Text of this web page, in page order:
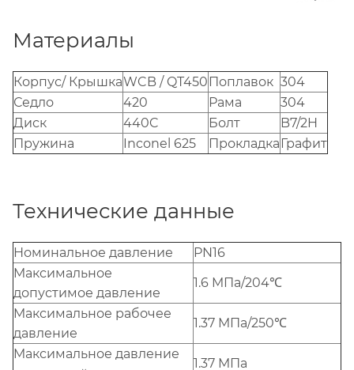
Материалы
Корпус/ КрышкаWCB / QT450 Поплавок 304
Седло
420 Рама
304
Диск
440C Болт
B7/2H
Пружина
Inconel 625 Прокладка Графит
Технические данные
Номинальное давление
PN16
Maксимальное
допустимое давление
1.6 MПa/204℃
Maксимальное рабочее
давление
1.37 MПa/250℃
Maксимальное давление
1.37 MПa